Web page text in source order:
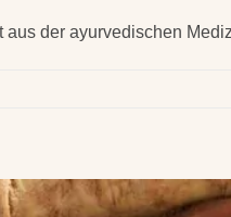
aus der ayurvedischen